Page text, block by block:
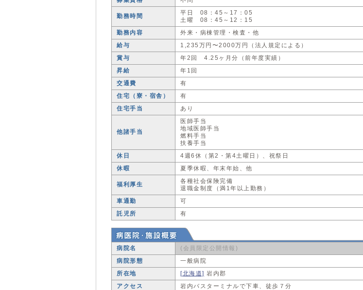
勤務時間
平日 08：45～17：05
土曜 08：45～12：15
勤務内容
外来・病棟管理・検査・他
給与
1,235万円〜2000万円（法人規定による）
賞与
年2回 4.25ヶ月分（前年度実績）
昇給
年1回
交通費
有
住宅（寮・宿舎）
有
住宅手当
あり
他諸手当
医師手当
地域医師手当
燃料手当
扶養手当
休日
4週6休（第2・第4土曜日）、祝祭日
休暇
夏季休暇、年末年始、他
福利厚生
各種社会保険完備
退職金制度（満1年以上勤務）
車通勤
可
託児所
有
病院名
(会員限定公開情報)
病院形態
一般病院
所在地
[北海道] 岩内郡
アクセス
岩内バスターミナルで下車、徒歩７分